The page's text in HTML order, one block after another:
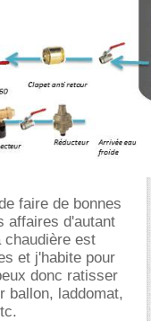
faire de bonnes
affaires d'autant
chaudière est
et j'habite pour
donc ratisser
ballon, laddomat,